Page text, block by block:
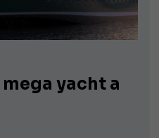
yacht a